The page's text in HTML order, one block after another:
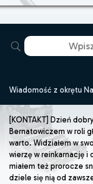
Wiadomość z okrętu
[KONTAKT] Dzień
Bernatowiczem w roli
warto. Widziałem w
wierzę w reinkarnację i
miałem też prorocze
dziele się nią od